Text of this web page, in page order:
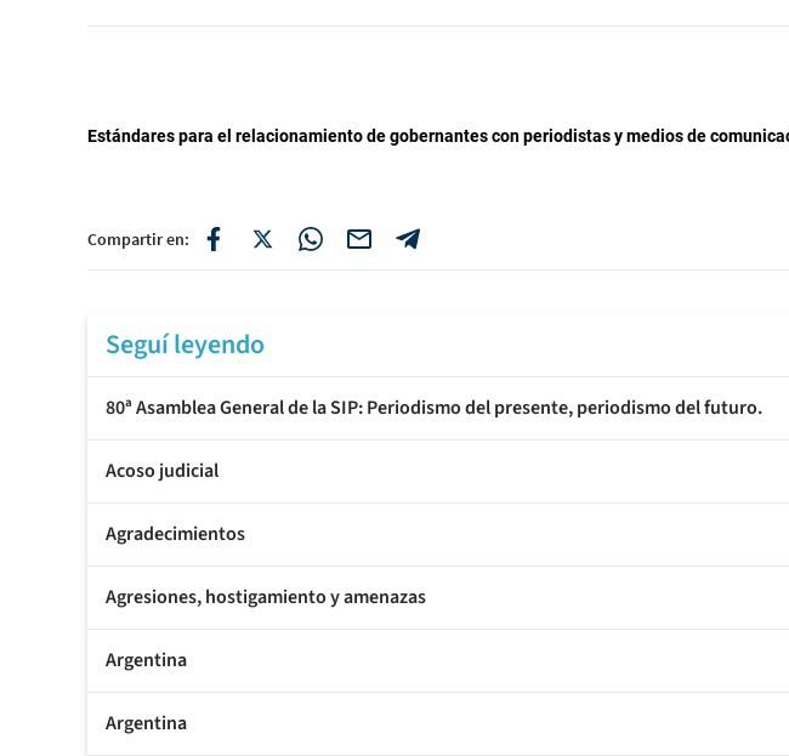
Estándares para el relacionamiento de gobernantes con periodistas y medios de
Compartir en:
Seguí leyendo
80ª Asamblea General de la SIP: Periodismo del presente, periodismo del futuro.
Acoso judicial
Agradecimientos
Agresiones, hostigamiento y amenazas
Argentina
Argentina